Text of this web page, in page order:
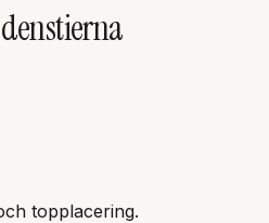
topplacering.